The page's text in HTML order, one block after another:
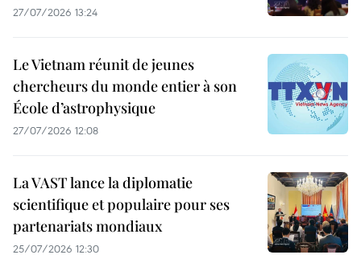
27/07/2026 13:24
Le Vietnam réunit de jeunes
chercheurs du monde entier à son
École d’astrophysique
27/07/2026 12:08
La VAST lance la diplomatie
scientifique et populaire pour ses
partenariats mondiaux
25/07/2026 12:30